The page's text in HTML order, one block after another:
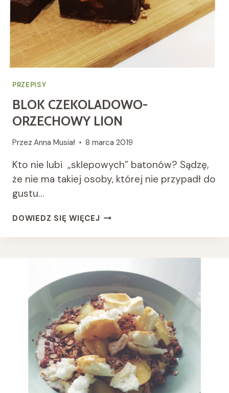
PRZEPISY
BLOK CZEKOLADOWO-
ORZECHOWY LION
Przez Anna Musiał 8 marca 2019
Kto nie lubi „sklepowych” batonów? Sądzę,
że nie ma takiej osoby, której nie przypadł do
gustu…
DOWIEDZ SIĘ WIĘCEJ BLOK
ORZECHOWY